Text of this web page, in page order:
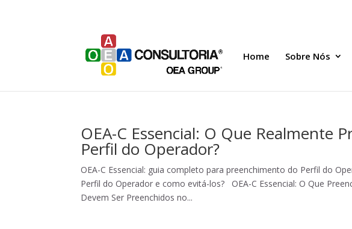
Home Sobre Nós
OEA-C Essencial: O Que Realmente
Perfil do Operador?
OEA-C Essencial: guia completo para preenchimento do Perfil do
Perfil do Operador e como evitá-los? OEA-C Essencial: O Que
Devem Ser Preenchidos no...